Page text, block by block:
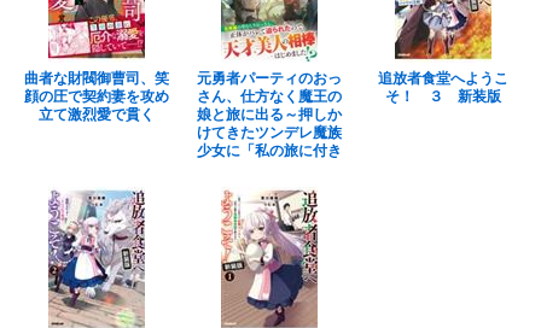
曲者な財閥御曹司、笑
顔の圧で契約妻を攻め
立て激烈愛で貫く
元勇者パーティのおっ
さん、仕方なく魔王の
娘と旅に出る～押しか
けてきたツンデレ魔族
少女に「私の旅に付き
追放者食堂へようこ
そ！ ３ 新装版